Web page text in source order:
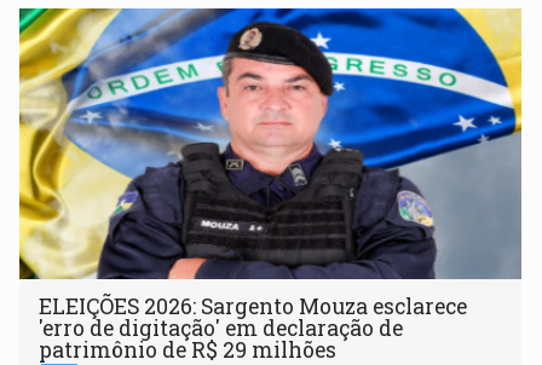
ELEIÇÕES 2026: Sargento Mouza esclarece
'erro de digitação' em declaração de
patrimônio de R$ 29 milhões